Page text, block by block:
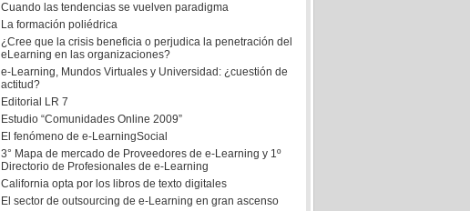
Cuando las tendencias se vuelven paradigma
La formación poliédrica
¿Cree que la crisis beneficia o perjudica la penetración del
eLearning en las organizaciones?
e-Learning, Mundos Virtuales y Universidad: ¿cuestión de
actitud?
Editorial LR 7
Estudio “Comunidades Online 2009”
El fenómeno de e-LearningSocial
3° Mapa de mercado de Proveedores de e-Learning y 1º
Directorio de Profesionales de e-Learning
California opta por los libros de texto digitales
El sector de outsourcing de e-Learning en gran ascenso